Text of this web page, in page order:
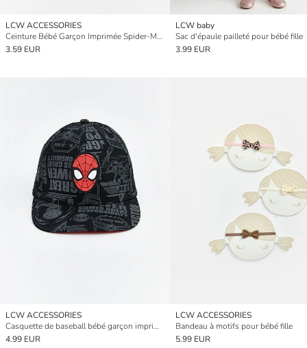
LCW ACCESSORIES
Ceinture Bébé Garçon Imprimée Spider-Man
3.59 EUR
LCW baby
Sac d'épaule pailleté pour bébé fille
3.99 EUR
LCW ACCESSORIES
Casquette de baseball bébé garçon imprimé Spider-Man
4.99 EUR
LCW ACCESSORIES
Bandeau à motifs pour bébé fille
5.99 EUR